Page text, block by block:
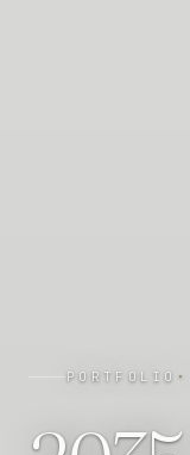
PORTFOLIO